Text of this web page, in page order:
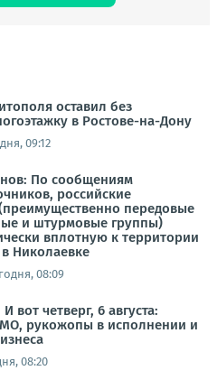
оставил без
в Ростове-на-Дону
09:12
По сообщениям
российские
передовые
и штурмовые группы)
вплотную к территории
Николаевке
08:09
вот четверг, 6 августа:
рукожопы в исполнении и
08:20